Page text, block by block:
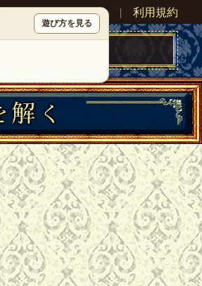
|お問い合わせ|利用規約
遊び方を見る